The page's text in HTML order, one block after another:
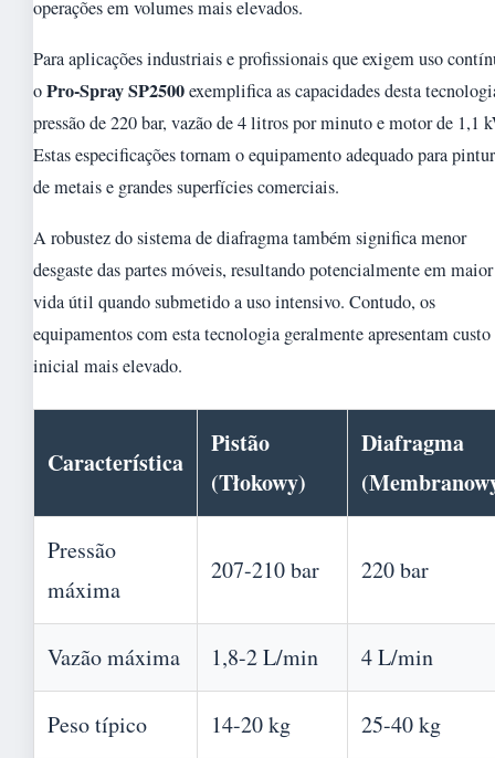
operações em volumes mais elevados.
Para aplicações industriais e profissionais que exigem uso
oPro-Spray SP2500exemplifica as capacidades desta
pressão de 220 bar, vazão de 4 litros por minuto e motor de 1,1
Estas especificações tornam o equipamento adequado para
de metais e grandes superfícies comerciais.
A robustez do sistema de diafragma também significa menor
desgaste das partes móveis, resultando potencialmente em maior
vida útil quando submetido a uso intensivo. Contudo, os
equipamentos com esta tecnologia geralmente apresentam custo
inicial mais elevado.
Característica
Pistão
(Tłokowy)
Diafragma
Pressão
máxima
207-210 bar 220 bar
Vazão máxima 1,8-2 L/min 4 L/min
Peso típico 14-20 kg 25-40 kg